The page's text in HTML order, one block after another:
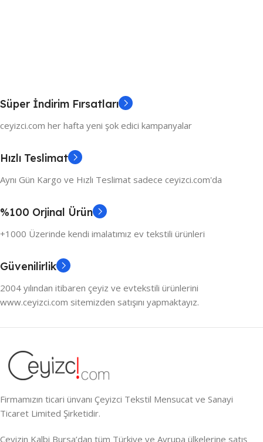
Süper İndirim Fırsatları
ceyizci.com her hafta yeni şok edici kampanyalar
Hızlı Teslimat
Aynı Gün Kargo ve Hızlı Teslimat sadece ceyizci.com'da
%100 Orjinal Ürün
+1000 Üzerinde kendi imalatımız ev tekstili ürünleri
Güvenilirlik
2004 yılından itibaren çeyiz ve evtekstili ürünlerini
www.ceyizci.com sitemizden satışını yapmaktayız.
Firmamızın ticari ünvanı Çeyizci Tekstil Mensucat ve Sanayi
Ticaret Limited Şirketidir.
Çeyizin Kalbi Bursa’dan tüm Türkiye ve Avrupa ülkelerine satış